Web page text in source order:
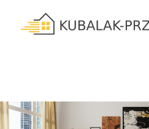
content